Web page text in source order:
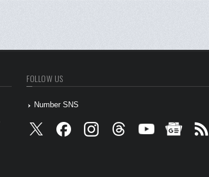
FOLLOW US
Number SNS